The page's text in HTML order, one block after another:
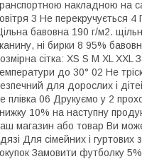
накладною на
3 Не перекручується 4
бавовна 190 г/м2.
ні бирки 8 95%
сітка: XS S M XL
до 30° 02 Не
для дорослих і
плівка 06 Друкуємо у 2
10% на наступну
магазин або товар Ви
Для сімейних і
Замовити футболку